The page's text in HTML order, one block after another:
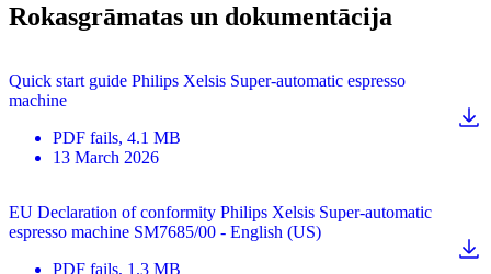
Rokasgrāmatas un dokumentācija
Quick start guide Philips Xelsis Super-automatic espresso
machine
PDF fails, 4.1 MB
13 March 2026
EU Declaration of conformity Philips Xelsis Super-automatic
espresso machine SM7685/00 - English (US)
PDF fails, 1.3 MB